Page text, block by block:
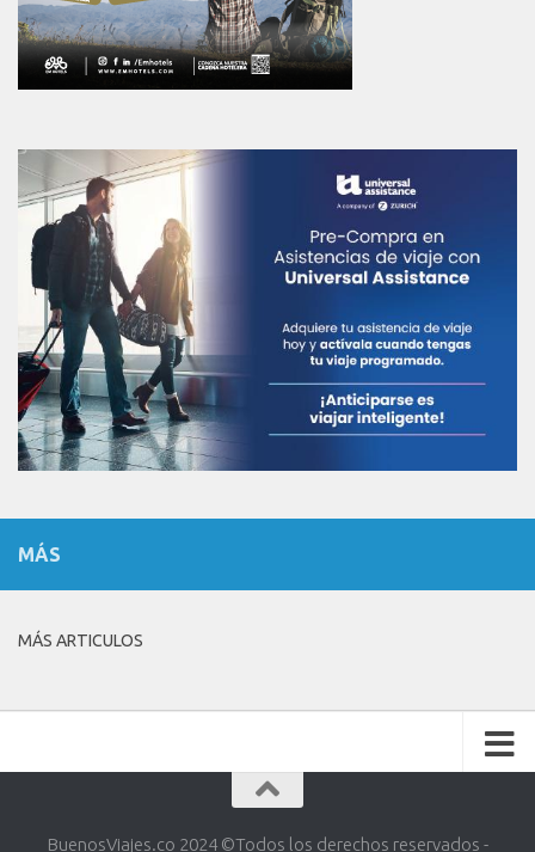
MÁS
MÁS ARTICULOS
BuenosViajes.co 2024 ©️Todos los derechos reservados -